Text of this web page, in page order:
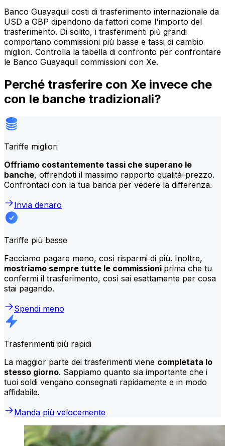
Banco Guayaquil costi di trasferimento internazionale da
USD a GBP dipendono da fattori come l'importo del
trasferimento. Di solito, i trasferimenti più grandi
comportano commissioni più basse e tassi di cambio
migliori. Controlla la tabella di confronto per confrontare
le Banco Guayaquil commissioni con Xe.
Perché trasferire con Xe invece che
con le banche tradizionali?
Tariffe migliori
Offriamo costantemente tassi che superano le
banche, offrendoti il massimo rapporto qualità-prezzo.
Confrontaci con la tua banca per vedere la differenza.
Invia denaro
Tariffe più basse
Facciamo pagare meno, così risparmi di più. Inoltre,
mostriamo sempre tutte le commissioni prima che tu
confermi il trasferimento, così sai esattamente per cosa
stai pagando.
Spendi meno
Trasferimenti più rapidi
La maggior parte dei trasferimenti viene completata lo
stesso giorno. Sappiamo quanto sia importante che i
tuoi soldi vengano consegnati rapidamente e in modo
affidabile.
Manda più velocemente